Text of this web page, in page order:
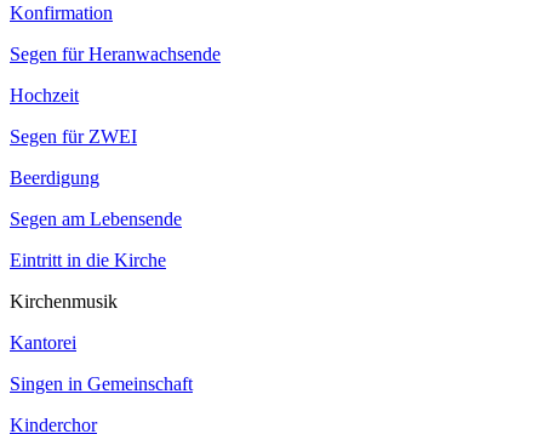
Konfirmation
Segen für Heranwachsende
Hochzeit
Segen für ZWEI
Beerdigung
Segen am Lebensende
Eintritt in die Kirche
Kirchenmusik
Kantorei
Singen in Gemeinschaft
Kinderchor